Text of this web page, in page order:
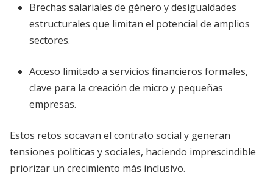
Brechas salariales de género y desigualdades
estructurales que limitan el potencial de amplios
sectores.
Acceso limitado a servicios financieros formales,
clave para la creación de micro y pequeñas
empresas.
Estos retos socavan el contrato social y generan
tensiones políticas y sociales, haciendo imprescindible
priorizar un crecimiento más inclusivo.